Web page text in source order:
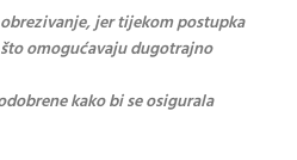
jer tijekom postupka
omogućavaju dugotrajno
kako bi se osigurala